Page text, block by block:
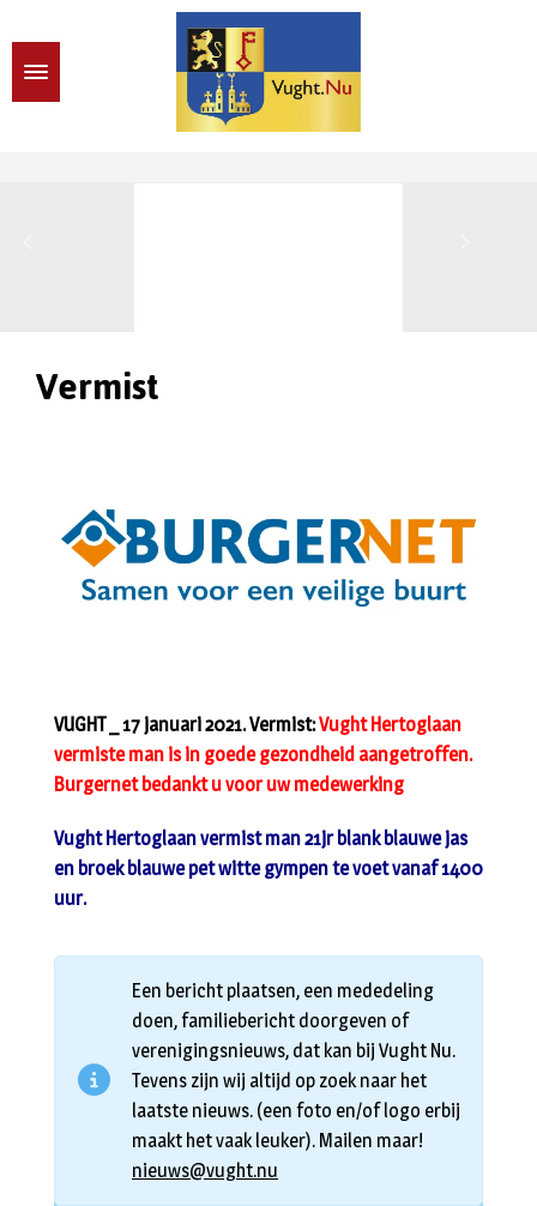
Vermist
VUGHT _ 17 januari 2021. Vermist:Vught Hertoglaan
vermiste man is in goede gezondheid aangetroffen.
Burgernet bedankt u voor uw medewerking
Vught Hertoglaan vermist man 21jr blank blauwe jas
en broek blauwe pet witte gympen te voet vanaf 1400
uur.
Een bericht plaatsen, een mededeling
doen, familiebericht doorgeven of
verenigingsnieuws, dat kan bij Vught Nu.
Tevens zijn wij altijd op zoek naar het
laatste nieuws. (een foto en/of logo erbij
maakt het vaak leuker). Mailen maar!
nieuws@vught.nu